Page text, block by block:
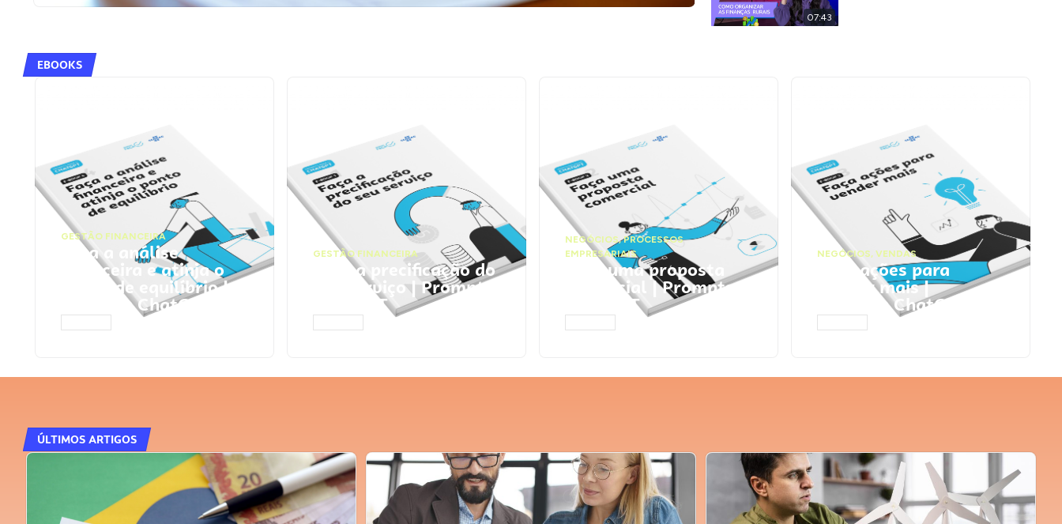
07:43
EBOOKS
GESTÃO FINANCEIRA
Faça a análise
financeira e atinja o
ponto de equilíbrio |
Prompts ChatGPT
GESTÃO FINANCEIRA
Faça a precificação do
seu serviço | Prompts
ChatGPT
NEGÓCIOS,PROCESSOS
EMPRESARIAIS
Faça uma proposta
comercial | Prompts
ChatGPT
NEGÓCIOS, VENDAS
Faça ações para
vender mais |
Prompts ChatGPT
ÚLTIMOS ARTIGOS